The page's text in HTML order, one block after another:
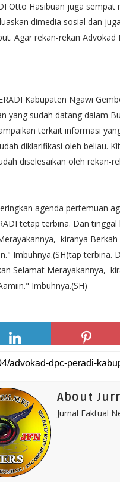
Otto Hasibuan juga
dimedia sosial dan
Agar rekan-rekan
Kabupaten Ngawi
yang sudah datang dalam
terkait informasi
diklarifikasi oleh beliau.
diselesaikan oleh rekan-
agenda pertemuan
tetap terbina. Dan
kiranya Berkah
Imbuhnya.(SH)tap terbina.
Selamat Merayakannya,
Imbuhnya.(SH)
About
Jurnal Faktual